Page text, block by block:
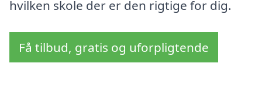
hvilken skole der er den rigtige for dig.
Få tilbud, gratis og uforpligtende